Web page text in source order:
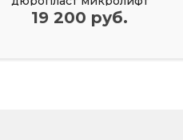
19 200 руб.